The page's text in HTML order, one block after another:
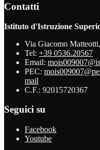
Contatti
Istituto d'Istruzione
Via Giacomo
Tel: +39 0536.20567
Email:
PEC:
mail
C.F.: 92015720367
Seguici su
Facebook
Youtube